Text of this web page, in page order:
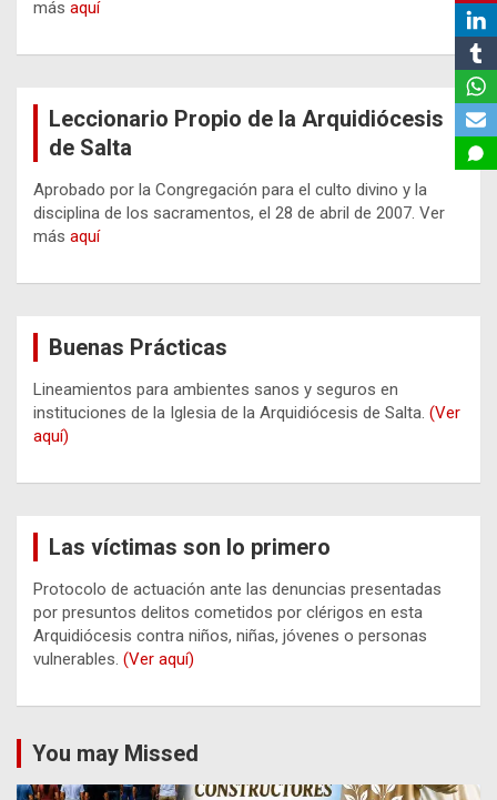
más aquí
Leccionario Propio de la Arquidiócesis
de Salta
Aprobado por la Congregación para el culto divino y la
disciplina de los sacramentos, el 28 de abril de 2007. Ver
más aquí
Buenas Prácticas
Lineamientos para ambientes sanos y seguros en
instituciones de la Iglesia de la Arquidiócesis de Salta. (Ver
aquí)
Las víctimas son lo primero
Protocolo de actuación ante las denuncias presentadas
por presuntos delitos cometidos por clérigos en esta
Arquidiócesis contra niños, niñas, jóvenes o personas
vulnerables. (Ver aquí)
You may Missed